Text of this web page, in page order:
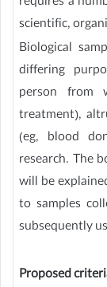
scientific,
Biological
differing
person from
treatment),
(eg, blood
research. The
will be
to samples
subsequently
Proposed